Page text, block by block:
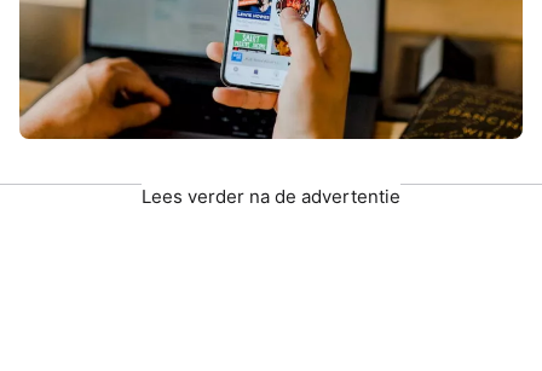
Lees verder na de advertentie